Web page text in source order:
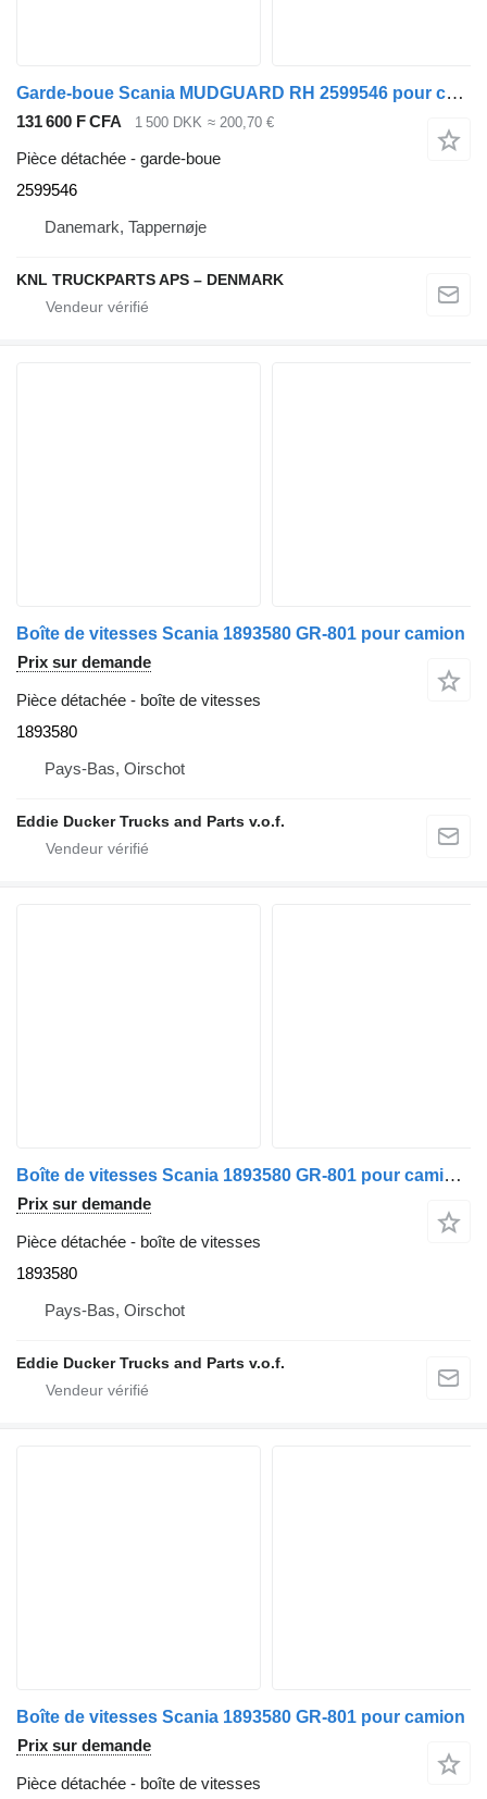
Garde-boue Scania MUDGUARD RH 2599546 pour camion
131 600 F CFA 1 500 DKK ≈ 200,70 €
Pièce détachée - garde-boue
2599546
Danemark, Tappernøje
KNL TRUCKPARTS APS – DENMARK
Boîte de vitesses Scania 1893580 GR-801 pour camion
Prix sur demande
Pièce détachée - boîte de vitesses
1893580
Pays-Bas, Oirschot
Eddie Ducker Trucks and Parts v.o.f.
Boîte de vitesses Scania 1893580 GR-801 pour camion Scania P94 EURO 2
Prix sur demande
Pièce détachée - boîte de vitesses
1893580
Pays-Bas, Oirschot
Eddie Ducker Trucks and Parts v.o.f.
Boîte de vitesses Scania 1893580 GR-801 pour camion
Prix sur demande
Pièce détachée - boîte de vitesses